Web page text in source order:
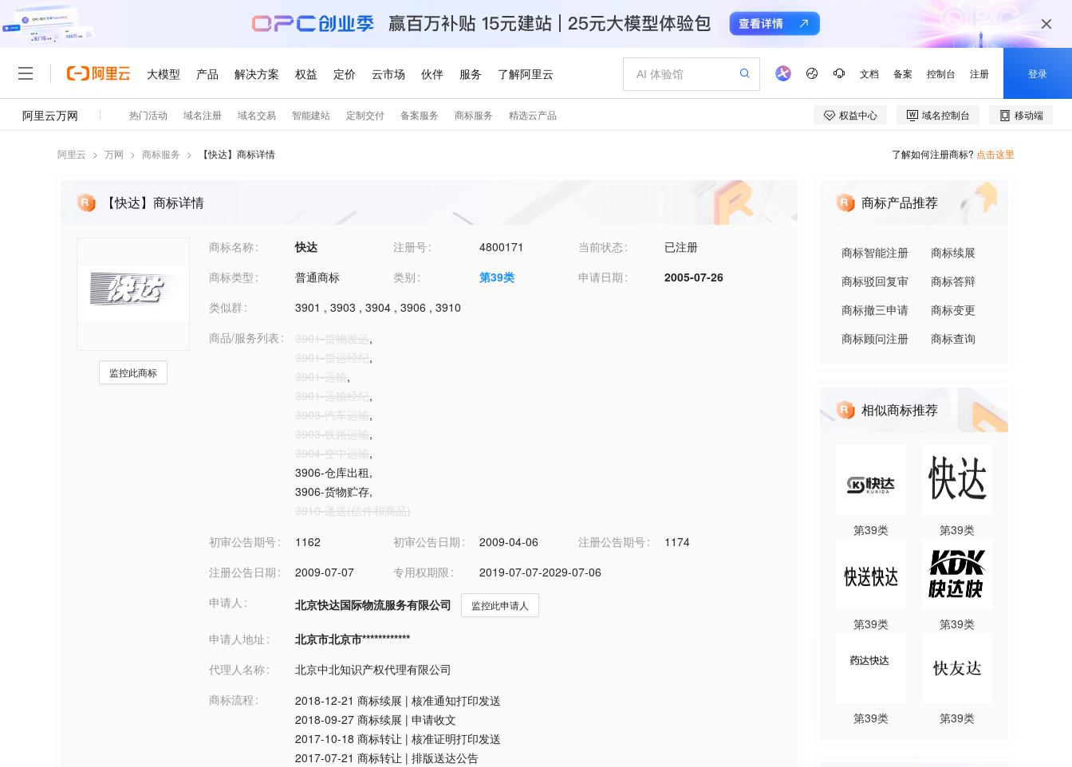
阿里云 > 万网 > 商标服务 > 【快达】商标详情 了解如何注册商标? 点击这里
【快达】商标详情
监控此商标
商标名称 快达 注册号 4800171 当前状态
已注册
商标类型
普通商标 类别 第39类 申请日期
2005-07-26
类似群
3901 , 3903 , 3904 , 3906 , 3910
商品/服务列表
3901-货物发运,
3901-货运经纪,
3901-运输,
3901-运输经纪,
3903-汽车运输,
3903-铁路运输,
3904-空中运输,
3906-仓库出租,
3906-货物贮存,
3910-递送(信件和商品)
初审公告期号
1162 初审公告日期 2009-04-06 注册公告期号
1174
注册公告日期
2009-07-07 专用权期限
2019-07-07-2029-07-06
申请人
北京快达国际物流服务有限公司 监控此申请人
申请人地址
北京市北京市************
代理人名称
北京中北知识产权代理有限公司
商标流程
2018-12-21 商标续展 | 核准通知打印发送
2018-09-27 商标续展 | 申请收文
2017-10-18 商标转让 | 核准证明打印发送
2017-07-21 商标转让 | 排版送达公告
商标产品推荐
商标智能注册
商标续展
商标驳回复审
商标答辩
商标撤三申请
商标变更
商标顾问注册
商标查询
相似商标推荐
第39类 第39类
第39类 第39类
第39类 第39类